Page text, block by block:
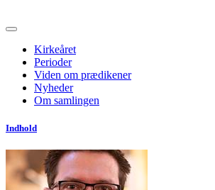
Kirkeåret
Perioder
Viden om prædikener
Nyheder
Om samlingen
Indhold